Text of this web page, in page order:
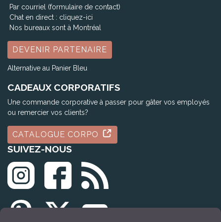
Par courriel (formulaire de contact)
Chat en direct : cliquez-ici
Nos bureaux sont à Montréal
DEVENIR PARTENAIRE
Alternative au Panier Bleu
CADEAUX CORPORATIFS
Une commande corporative à passer pour gâter vos employés
ou remercier vos clients?
CATALOGUE CORPO
SUIVEZ-NOUS